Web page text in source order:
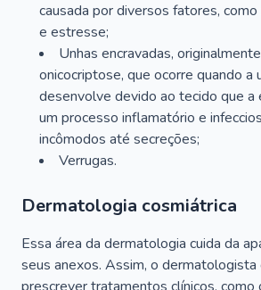
causada por diversos fatores, como
e estresse;
Unhas encravadas,
onicocriptose, que ocorre quando a
desenvolve devido ao tecido que a
um processo inflamatório e
incômodos até secreções;
Verrugas.
Dermatologia cosmiátrica
Essa área da dermatologia cuida da
seus anexos. Assim, o